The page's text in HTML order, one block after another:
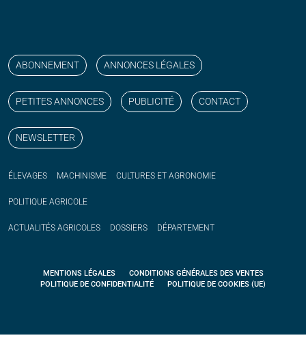
ABONNEMENT ANNONCES LÉGALES
PETITES ANNONCES PUBLICITÉ CONTACT
NEWSLETTER
ÉLEVAGES MACHINISME CULTURES ET AGRONOMIE
POLITIQUE AGRICOLE
ACTUALITÉS AGRICOLES DOSSIERS DÉPARTEMENT
MENTIONS LÉGALES
CONDITIONS GÉNÉRALES DES VENTES
POLITIQUE DE CONFIDENTIALITÉ
POLITIQUE DE COOKIES (UE)